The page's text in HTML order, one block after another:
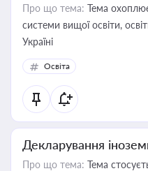
Про що тема: Тема
системи вищої освіти,
Україні
Освіта
Декларування
Про що тема: Тема